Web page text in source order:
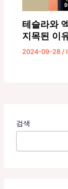
테슬라와
지목된 이
2024-09-28/
검색